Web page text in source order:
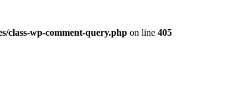
class-wp-comment-query.php on line 405